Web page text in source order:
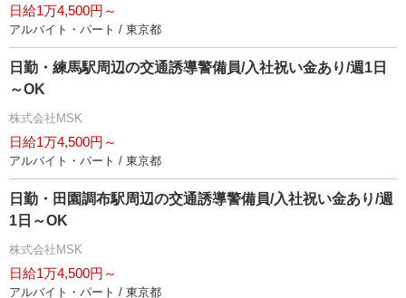
日給1万4,500円～
アルバイト・パート / 東京都
日勤・練馬駅周辺の交通誘導警備員/入社祝い金あり/週1日
～OK
株式会社MSK
日給1万4,500円～
アルバイト・パート / 東京都
日勤・田園調布駅周辺の交通誘導警備員/入社祝い金あり/週
1日～OK
株式会社MSK
日給1万4,500円～
アルバイト・パート / 東京都